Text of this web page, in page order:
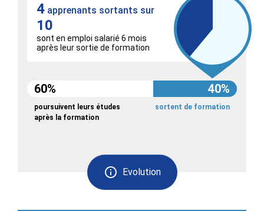
Evolution
4 apprenants sortants sur
10
sont en emploi salarié 6 mois
après leur sortie de formation
60% 40%
poursuivent leurs études
après la formation
sortent de formation